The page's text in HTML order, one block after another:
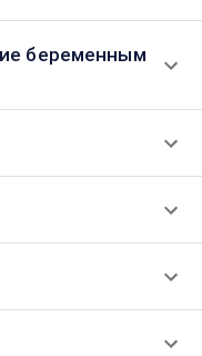
беременным